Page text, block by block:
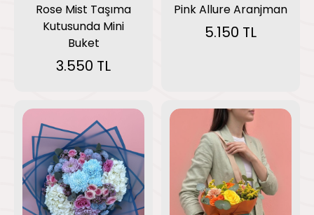
Rose Mist Taşıma
Kutusunda Mini
Buket
3.550 TL
Pink Allure Aranjman
5.150 TL